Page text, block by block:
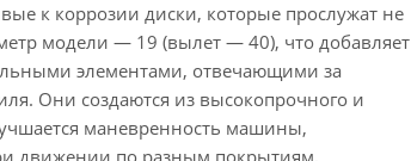
к коррозии диски, которые прослужат не
модели — 19 (вылет — 40), что добавляет
элементами, отвечающими за
Они создаются из высокопрочного и
маневренность машины,
движении по разным покрытиям.